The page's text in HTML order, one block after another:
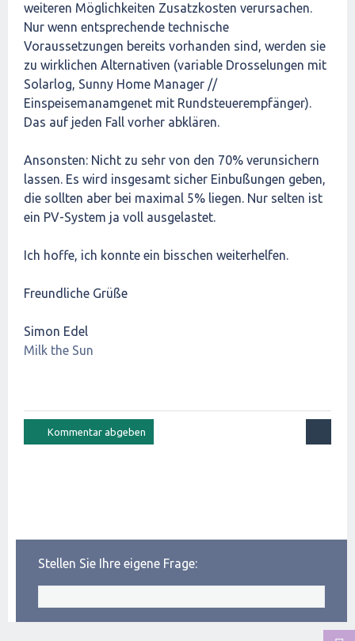
weiteren Möglichkeiten Zusatzkosten verursachen.
Nur wenn entsprechende technische
Voraussetzungen bereits vorhanden sind, werden sie
zu wirklichen Alternativen (variable Drosselungen mit
Solarlog, Sunny Home Manager //
Einspeisemanamgenet mit Rundsteuerempfänger).
Das auf jeden Fall vorher abklären.
Ansonsten: Nicht zu sehr von den 70% verunsichern
lassen. Es wird insgesamt sicher Einbußungen geben,
die sollten aber bei maximal 5% liegen. Nur selten ist
ein PV-System ja voll ausgelastet.
Ich hoffe, ich konnte ein bisschen weiterhelfen.
Freundliche Grüße
Simon Edel
Milk the Sun
Stellen Sie Ihre eigene Frage: